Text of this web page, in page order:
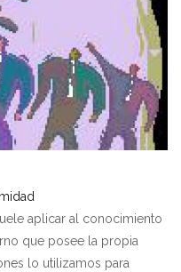
aplicar al conocimiento
que posee la propia
lo utilizamos para